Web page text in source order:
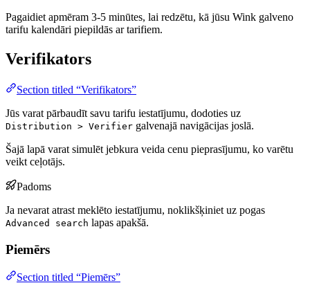
Pagaidiet apmēram 3-5 minūtes, lai redzētu, kā jūsu Wink galveno
tarifu kalendāri piepildās ar tarifiem.
Verifikators
Section titled “Verifikators”
Jūs varat pārbaudīt savu tarifu iestatījumu, dodoties uz
Distribution > Verifier galvenajā navigācijas joslā.
Šajā lapā varat simulēt jebkura veida cenu pieprasījumu, ko varētu
veikt ceļotājs.
Padoms
Ja nevarat atrast meklēto iestatījumu, noklikšķiniet uz pogas
Advanced search lapas apakšā.
Piemērs
Section titled “Piemērs”